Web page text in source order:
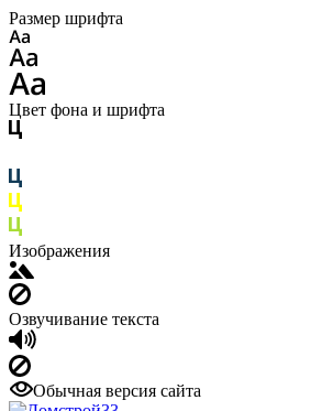
Размер шрифта
Цвет фона и шрифта
Изображения
Озвучивание текста
Обычная версия сайта